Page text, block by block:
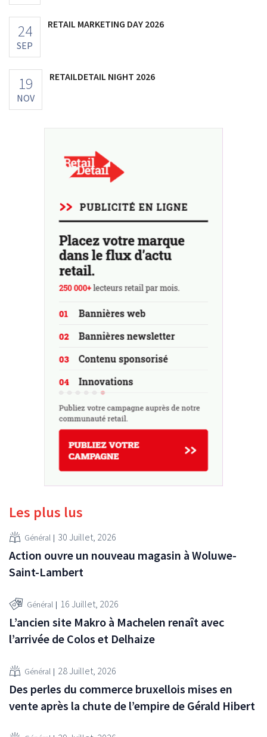
24
SEP
RETAIL MARKETING DAY 2026
19
NOV
RETAILDETAIL NIGHT 2026
Les plus lus
Général 30 Juillet, 2026
Action ouvre un nouveau magasin à Woluwe-
Saint-Lambert
Général 16 Juillet, 2026
L’ancien site Makro à Machelen renaît avec
l’arrivée de Colos et Delhaize
Général 28 Juillet, 2026
Des perles du commerce bruxellois mises en
vente après la chute de l’empire de Gérald Hibert